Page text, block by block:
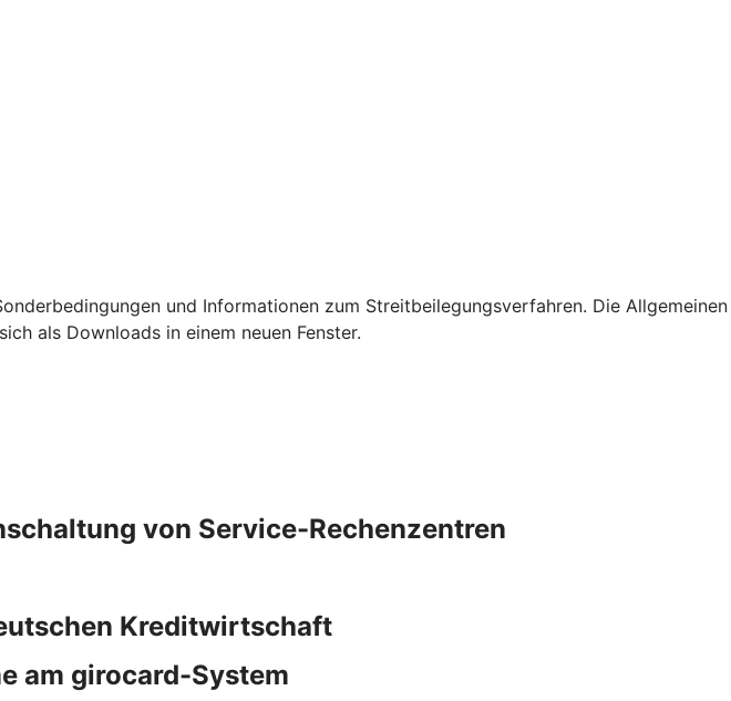
und Informationen zum Streitbeilegungsverfahren. Die Allgemeinen
als Downloads in einem neuen Fenster.
von Service-Rechenzentren
Kreditwirtschaft
am girocard-System